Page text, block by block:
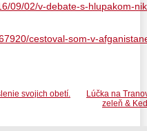
09/02/v-debate-s-hlupakom-
cestoval-som-v-
Lúčka na
zeleň &
svojich obetí.